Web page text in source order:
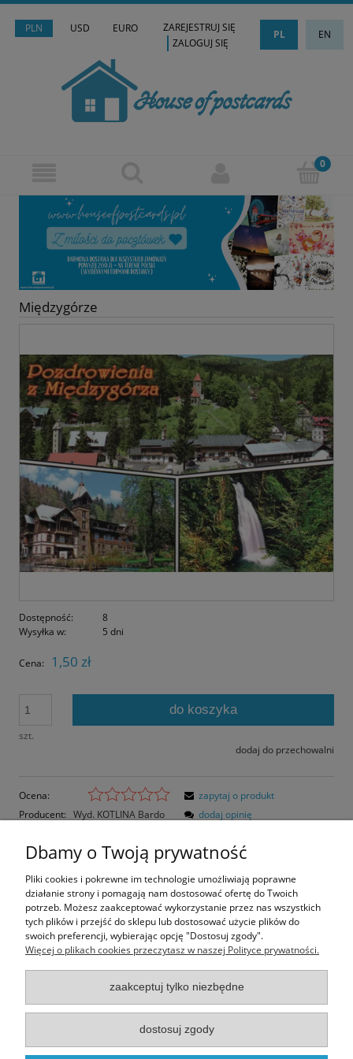
PLN USD EURO PL EN
ZAREJESTRUJ SIĘ
ZALOGUJ SIĘ
Międzygórze
Dostępność:
8
Wysyłka w:
5 dni
Cena: 1,50 zł
szt.
do koszyka
dodaj do przechowalni
Ocena:
Producent: Wyd. KOTLINA Bardo
zapytaj o produkt
dodaj opinię
Opis
Opinie o produkcie (0)
Rozmiar pocztówki: 14,5x10,3 cm
Informacje
Moje konto
Dbamy o Twoją prywatność
Pliki cookies i pokrewne im technologie umożliwiają poprawne
działanie strony i pomagają nam dostosować ofertę do Twoich
potrzeb. Możesz zaakceptować wykorzystanie przez nas wszystkich
tych plików i przejść do sklepu lub dostosować użycie plików do
swoich preferencji, wybierając opcję "Dostosuj zgody".
Więcej o plikach cookies przeczytasz w naszej Polityce prywatności.
zaakceptuj tylko niezbędne
dostosuj zgody